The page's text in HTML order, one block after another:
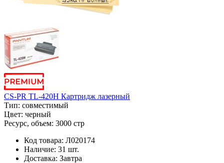
CS-PR TL-420H Картридж лазерный
Тип: совместимый
Цвет: черный
Ресурс, объем: 3000 стр
Код товара: Л020174
Наличие: 31 шт.
Доставка: Завтра